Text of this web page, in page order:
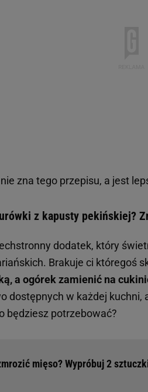
zna tego przepisu, a jest
z kapusty pekińskiej?
dodatek, który
Brakuje ci któregoś
a ogórek zamienić na
dostępnych w każdej
będziesz potrzebować?
mięso? Wypróbuj 2